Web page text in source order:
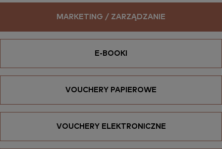
MARKETING / ZARZĄDZANIE
E-BOOKI
VOUCHERY PAPIEROWE
VOUCHERY ELEKTRONICZNE